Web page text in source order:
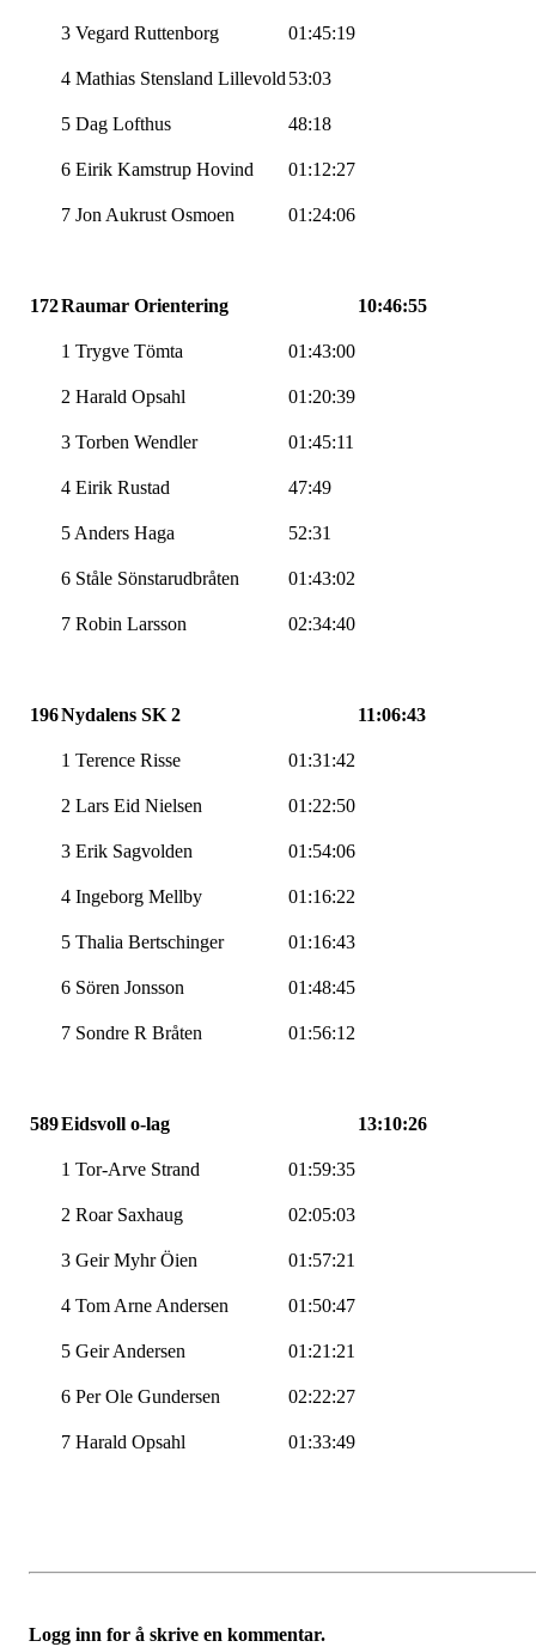
3 Vegard Ruttenborg 01:45:19
4 Mathias Stensland Lillevold 53:03
5 Dag Lofthus 48:18
6 Eirik Kamstrup Hovind 01:12:27
7 Jon Aukrust Osmoen 01:24:06
172Raumar Orientering 10:46:55
1 Trygve Tömta 01:43:00
2 Harald Opsahl 01:20:39
3 Torben Wendler 01:45:11
4 Eirik Rustad 47:49
5 Anders Haga 52:31
6 Ståle Sönstarudbråten 01:43:02
7 Robin Larsson 02:34:40
196Nydalens SK 2 11:06:43
1 Terence Risse 01:31:42
2 Lars Eid Nielsen 01:22:50
3 Erik Sagvolden 01:54:06
4 Ingeborg Mellby 01:16:22
5 Thalia Bertschinger 01:16:43
6 Sören Jonsson 01:48:45
7 Sondre R Bråten 01:56:12
589Eidsvoll o-lag 13:10:26
1 Tor-Arve Strand 01:59:35
2 Roar Saxhaug 02:05:03
3 Geir Myhr Öien 01:57:21
4 Tom Arne Andersen 01:50:47
5 Geir Andersen 01:21:21
6 Per Ole Gundersen 02:22:27
7 Harald Opsahl 01:33:49
Logg inn for å skrive en kommentar.